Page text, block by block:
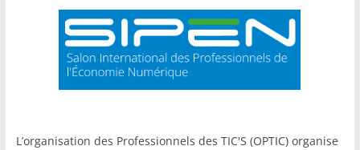
L’organisation des Professionnels des TIC'S (OPTIC) organise